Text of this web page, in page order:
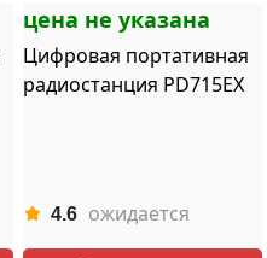
цена не указана
Цифровая портативная
радиостанция PD715EX
4.6 ожидается